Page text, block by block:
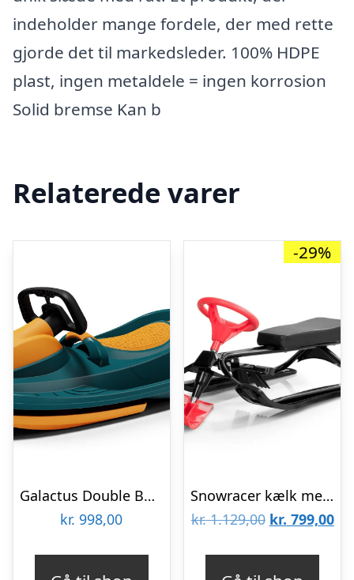
indeholder mange fordele, der med rette
gjorde det til markedsleder. 100% HDPE
plast, ingen metaldele = ingen korrosion
Solid bremse Kan b
Relaterede varer
Galactus Double Bobslæde med Rat, Lava Orange
kr. 998,00
-29%
Snowracer kælk med rat – Rød
kr.1.129,00 Den
kr. 799,00